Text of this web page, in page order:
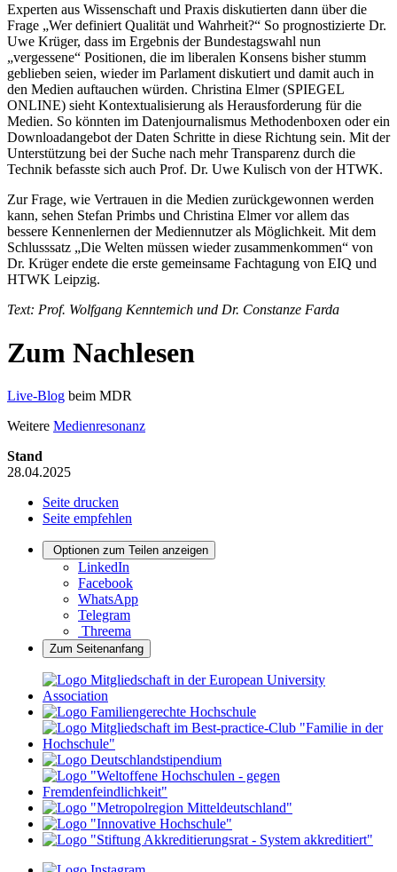
Experten aus Wissenschaft und Praxis diskutierten dann über die
Frage „Wer definiert Qualität und Wahrheit?“ So prognostizierte Dr.
Uwe Krüger, dass im Ergebnis der Bundestagswahl nun
„vergessene“ Positionen, die im liberalen Konsens bisher stumm
geblieben seien, wieder im Parlament diskutiert und damit auch in
den Medien auftauchen würden. Christina Elmer (SPIEGEL
ONLINE) sieht Kontextualisierung als Herausforderung für die
Medien. So könnten im Datenjournalismus Methodenboxen oder ein
Downloadangebot der Daten Schritte in diese Richtung sein. Mit der
Unterstützung bei der Suche nach mehr Transparenz durch die
Technik befasste sich auch Prof. Dr. Uwe Kulisch von der HTWK.
Zur Frage, wie Vertrauen in die Medien zurückgewonnen werden
kann, sehen Stefan Primbs und Christina Elmer vor allem das
bessere Kennenlernen der Mediennutzer als Möglichkeit. Mit dem
Schlusssatz „Die Welten müssen wieder zusammenkommen“ von
Dr. Krüger endete die erste gemeinsame Fachtagung von EIQ und
HTWK Leipzig.
Text: Prof. Wolfgang Kenntemich und Dr. Constanze Farda
Zum Nachlesen
Live-Blog beim MDR
Weitere Medienresonanz
Stand
28.04.2025
Seite drucken
Seite empfehlen
Optionen zum Teilen anzeigen
LinkedIn
Facebook
WhatsApp
Telegram
Threema
Zum Seitenanfang